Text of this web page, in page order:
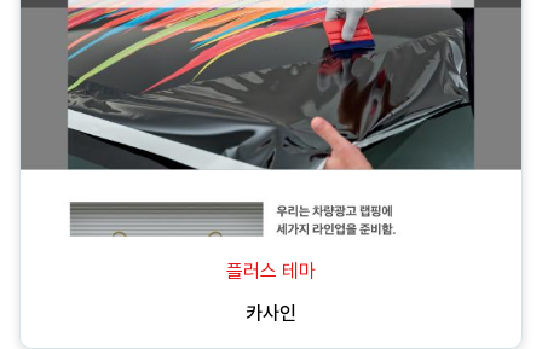
플러스 테마
카사인